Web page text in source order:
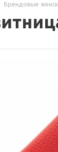
Брендовые